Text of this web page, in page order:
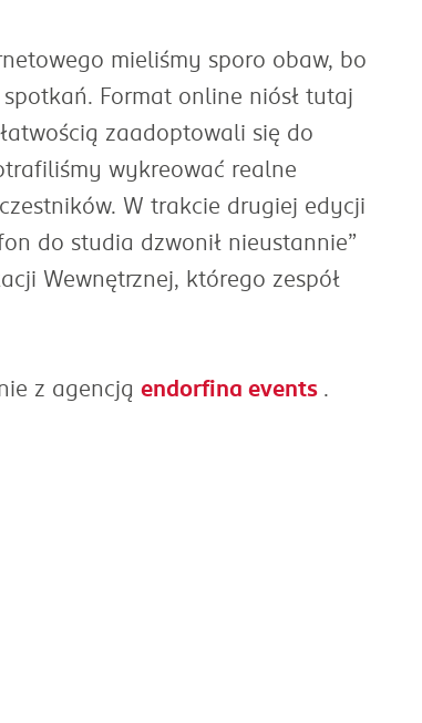
mieliśmy sporo obaw, bo
Format online niósł tutaj
zaadoptowali się do
wykreować realne
W trakcie drugiej edycji
do studia dzwonił nieustannie”
Wewnętrznej, którego zespół
z agencją endorfina events .